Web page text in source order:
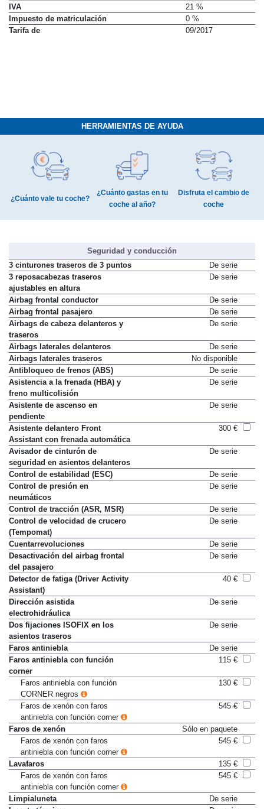
IVA
21 %
Impuesto de matriculación
0 %
Tarifa de
09/2017
HERRAMIENTAS DE AYUDA
¿Cuánto vale tu coche?
¿Cuánto gastas en tu
coche al año?
Disfruta el cambio de
coche
Seguridad y conducción
3 cinturones traseros de 3 puntos
De serie
3 reposacabezas traseros
ajustables en altura
De serie
Airbag frontal conductor
De serie
Airbag frontal pasajero
De serie
Airbags de cabeza delanteros y
traseros
De serie
Airbags laterales delanteros
De serie
Airbags laterales traseros
No disponible
Antibloqueo de frenos (ABS)
De serie
Asistencia a la frenada (HBA) y
freno multicolisión
De serie
Asistente de ascenso en
pendiente
De serie
Asistente delantero Front
Assistant con frenada automática
300 €
Avisador de cinturón de
seguridad en asientos delanteros
De serie
Control de estabilidad (ESC)
De serie
Control de presión en
neumáticos
De serie
Control de tracción (ASR, MSR)
De serie
Control de velocidad de crucero
(Tempomat)
De serie
Cuentarrevoluciones
De serie
Desactivación del airbag frontal
del pasajero
De serie
Detector de fatiga (Driver Activity
Assistant)
40 €
Dirección asistida
electrohidráulica
De serie
Dos fijaciones ISOFIX en los
asientos traseros
De serie
Faros antiniebla
De serie
Faros antiniebla con función
corner
115 €
Faros antiniebla con función
CORNER negros
130 €
Faros de xenón con faros
antiniebla con función corner
545 €
Faros de xenón
Sólo en paquete
Faros de xenón con faros
antiniebla con función corner
545 €
Lavafaros
135 €
Faros de xenón con faros
antiniebla con función corner
545 €
Limpialuneta
De serie